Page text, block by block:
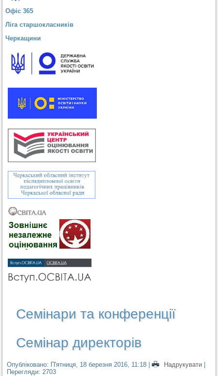
Офіс 365
Ліга старшокласників
Черкащини
Семінари та конференції
Семінар директорів
Опубліковано: П'ятниця, 18 березня 2016, 11:18 | Надрукувати
Перегляди: 2703